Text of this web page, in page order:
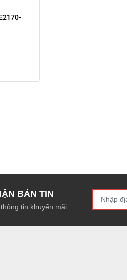
BẢN TIN
tin khuyến mãi